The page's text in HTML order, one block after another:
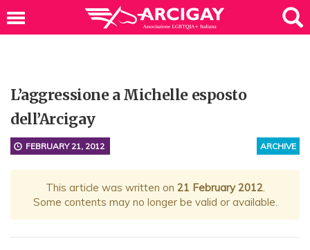
L’aggressione a Michelle esposto
dell’Arcigay
ARCHIVE
FEBRUARY 21, 2012
This article was written on 21 February 2012.
Some contents may no longer be valid or available.